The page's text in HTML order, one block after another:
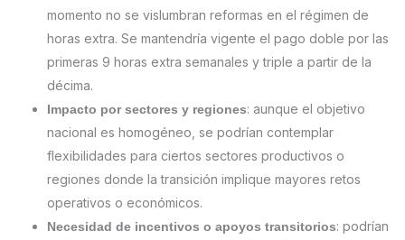
momento no se vislumbran reformas en el régimen de
horas extra. Se mantendría vigente el pago doble por las
primeras 9 horas extra semanales y triple a partir de la
décima.
Impacto por sectores y regiones: aunque el objetivo
nacional es homogéneo, se podrían contemplar
flexibilidades para ciertos sectores productivos o
regiones donde la transición implique mayores retos
operativos o económicos.
Necesidad de incentivos o apoyos transitorios: podrían